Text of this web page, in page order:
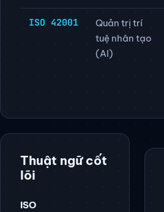
ISO 42001
Quản trị trí
tuệ nhân tạo
(AI)
Thuật ngữ cốt
lõi
ISO